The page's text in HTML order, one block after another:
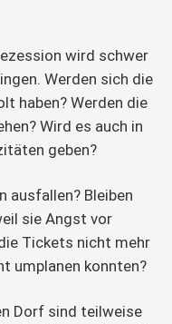
wird schwer
Werden sich die
haben? Werden die
Wird es auch in
geben?
ausfallen? Bleiben
sie Angst vor
Tickets nicht mehr
umplanen konnten?
Dorf sind teilweise